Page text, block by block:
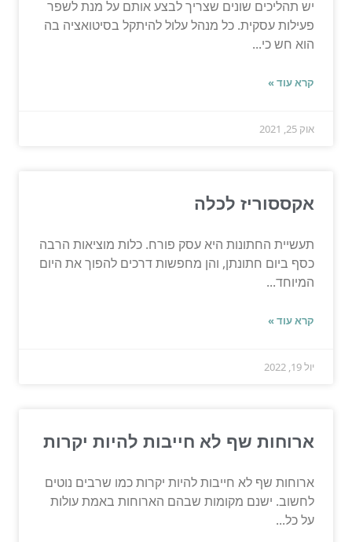
יש תהליכים שונים שצריך לבצע אותם על מנת לשפר
פעילות עסקית. כל מנהל עלול להיתקל בסיטואציה בה
הוא חש כי...
קרא עוד »
אוק 25, 2021
אקססוריז לכלה
תעשיית החתונות היא עסק פורח. כלות מוציאות הרבה
כסף ביום חתונתן, והן מחפשות דרכים להפוך את היום
המיוחד...
קרא עוד »
יול 19, 2022
ארוחות שף לא חייבות להיות יקרות
ארוחות שף לא חייבות להיות יקרות כמו שרבים נוטים
לחשוב. ישנם מקומות שבהם הארוחות באמת עולות
על כל...